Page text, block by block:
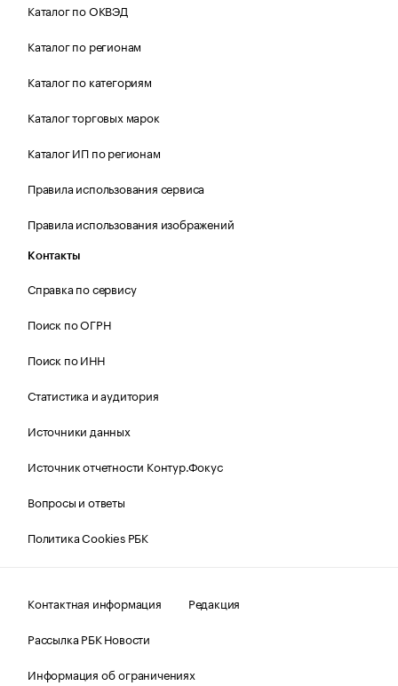
Каталог по ОКВЭД
Каталог по регионам
Каталог по категориям
Каталог торговых марок
Каталог ИП по регионам
Правила использования сервиса
Правила использования изображений
Контакты
Справка по сервису
Поиск по ОГРН
Поиск по ИНН
Статистика и аудитория
Источники данных
Источник отчетности Контур.Фокус
Вопросы и ответы
Политика Cookies РБК
Контактная информация
Редакция
Рассылка РБК Новости
Информация об ограничениях